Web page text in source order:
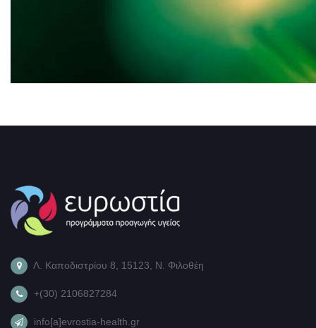
Λ. Καποδιστρίου 8, 15123, Ν. Φιλοθέη
+(30) 2106827284
info[a]evrostia-health.gr